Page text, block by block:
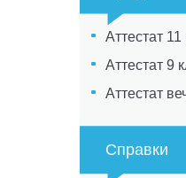
Аттестат 11
Аттестат 9
Аттестат
Справки